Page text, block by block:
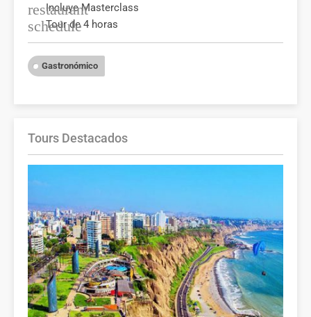
restaurant
Incluye Masterclass
schedule
Tour de 4 horas
Gastronómico
Tours Destacados